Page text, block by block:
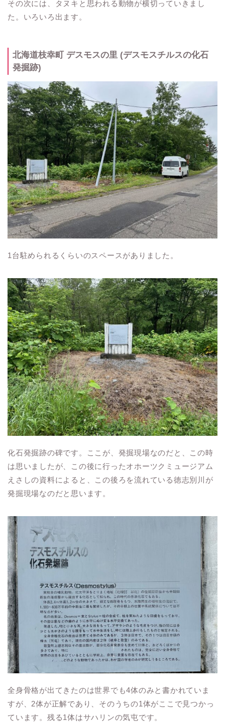
その次には、タヌキと思われる動物が横切っていきまし
た。いろいろ出ます。
北海道枝幸町 デスモスの里 (デスモスチルスの化石
発掘跡)
1台駐められるくらいのスペースがありました。
化石発掘跡の碑です。ここが、発掘現場なのだと、この時
は思いましたが、この後に行ったオホーツクミュージアム
えさしの資料によると、この後ろを流れている徳志別川が
発掘現場なのだと思います。
全身骨格が出てきたのは世界でも4体のみと書かれていま
すが、2体が正解であり、そのうちの1体がここで見つかっ
ています。残る1体はサハリンの気屯です。